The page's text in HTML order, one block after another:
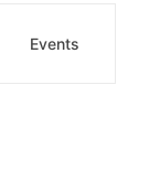
Events